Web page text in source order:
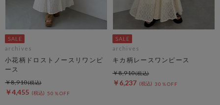
archives
小花柄ドロストノースリワンピ
ース
￥4,455 50％OFF
￥8,910
archives
キカ柄レースワンピース
￥6,237 30％OFF
￥8,910